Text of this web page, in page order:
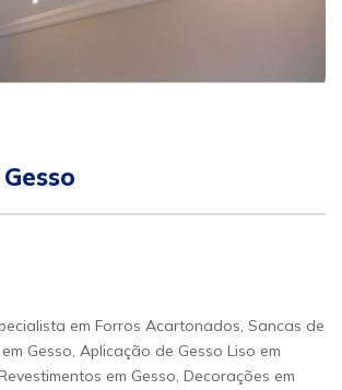
em Forros Acartonados, Sancas de
Gesso, Aplicação de Gesso Liso em
em Gesso, Decorações em